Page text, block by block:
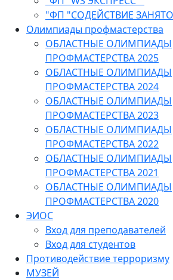
"ФП "СОДЕЙСТВИЕ
Олимпиады профмастерства
ОБЛАСТНЫЕ ОЛИМПИАДЫ
ПРОФМАСТЕРСТВА 2025
ОБЛАСТНЫЕ ОЛИМПИАДЫ
ПРОФМАСТЕРСТВА 2024
ОБЛАСТНЫЕ ОЛИМПИАДЫ
ПРОФМАСТЕРСТВА 2023
ОБЛАСТНЫЕ ОЛИМПИАДЫ
ПРОФМАСТЕРСТВА 2022
ОБЛАСТНЫЕ ОЛИМПИАДЫ
ПРОФМАСТЕРСТВА 2021
ОБЛАСТНЫЕ ОЛИМПИАДЫ
ПРОФМАСТЕРСТВА 2020
ЭИОС
Вход для преподавателей
Вход для студентов
Противодействие терроризму
МУЗЕЙ